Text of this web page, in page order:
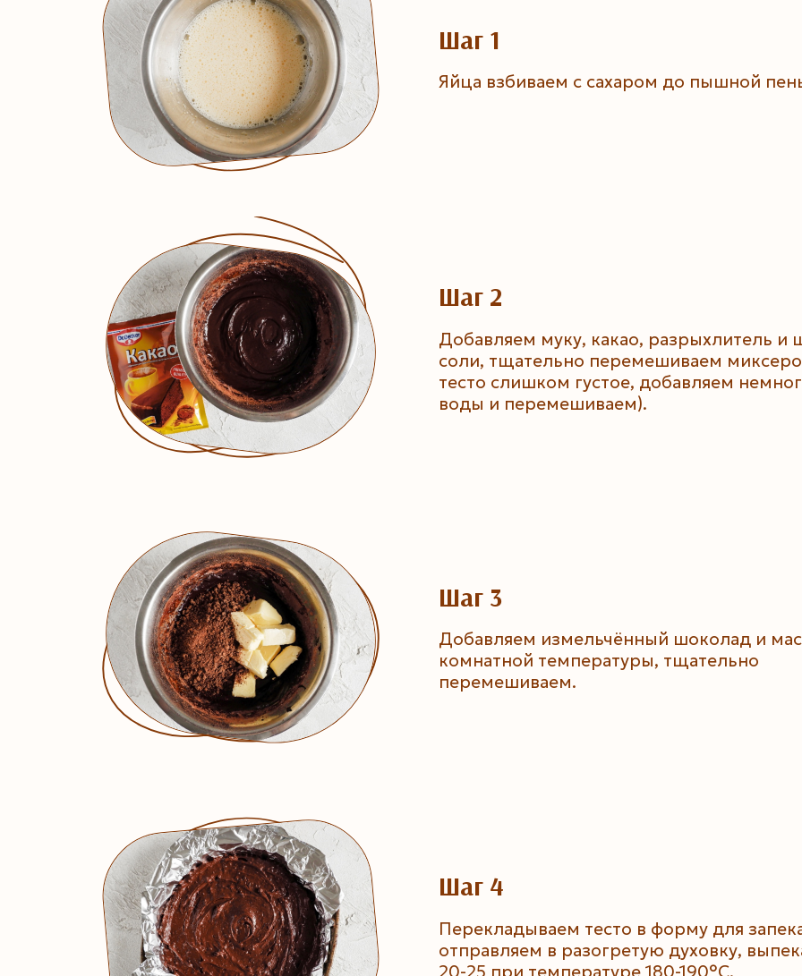
Шаг 1
Яйца взбиваем с сахаром до пышной
Шаг 2
Добавляем муку, какао, разрыхлитель и
соли, тщательно перемешиваем
тесто слишком густое, добавляем
воды и перемешиваем).
Шаг 3
Добавляем измельчённый шоколад и
комнатной температуры, тщательно
перемешиваем.
Шаг 4
Перекладываем тесто в форму для
отправляем в разогретую духовку,
20-25 при температуре 180-190°C.